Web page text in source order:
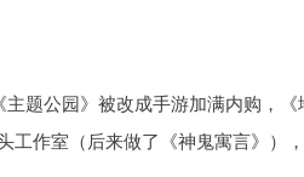
题公园》被改成手游加满内购，
工作室（后来做了《神鬼寓言》）